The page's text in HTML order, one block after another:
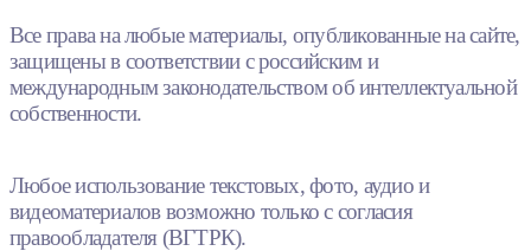
Все права на любые материалы, опубликованные на сайте,
защищены в соответствии с российским и
международным законодательством об интеллектуальной
собственности.
Любое использование текстовых, фото, аудио и
видеоматериалов возможно только с согласия
правообладателя (ВГТРК).